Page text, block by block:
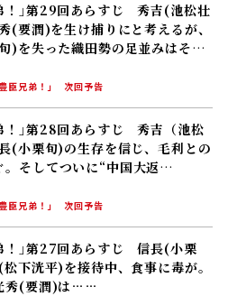
！｣第29回あらすじ 秀吉(池松壮
(要潤)を生け捕りにと考えるが、
)を失った織田勢の足並みはそろ
臣兄弟！」
次回予告
！｣第28回あらすじ 秀吉（池松
(小栗旬)の生存を信じ、毛利との
。そしてついに“中国大返
臣兄弟！」
次回予告
！｣第27回あらすじ 信長(小栗
下洸平)を接待中、食事に毒が。
秀(要潤)は……